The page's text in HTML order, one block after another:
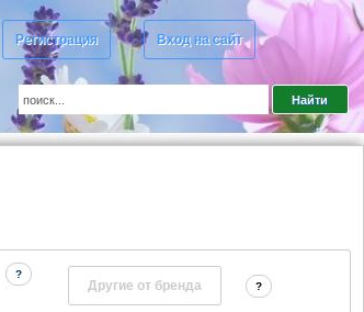
Регистрация Вход на сайт
?
Другие от бренда ?